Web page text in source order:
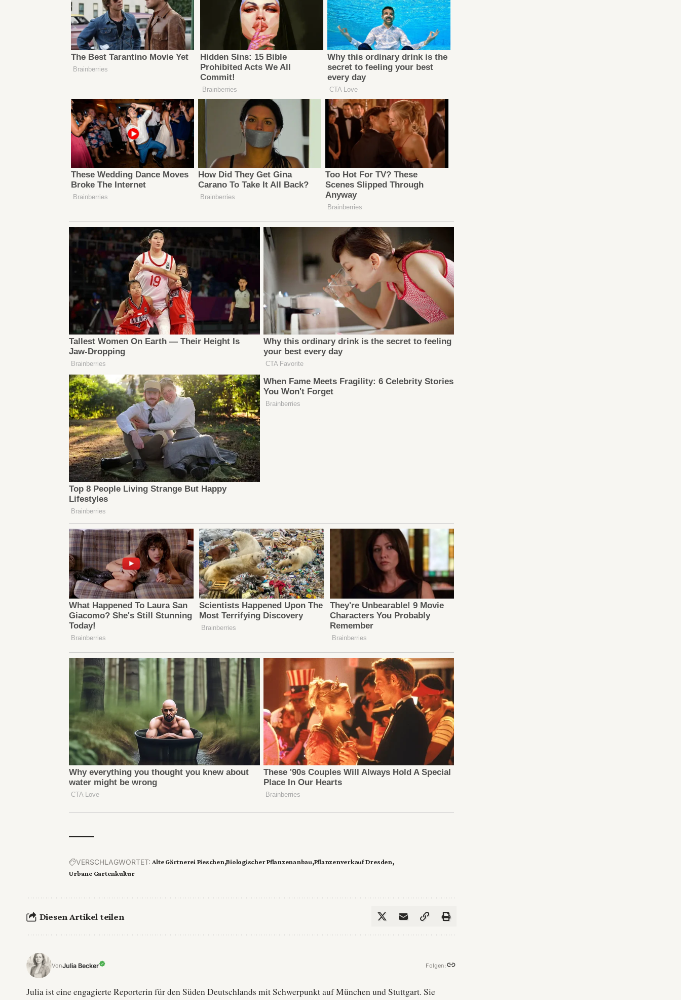
VERSCHLAGWORTET: Alte Gärtnerei Pieschen Biologischer Pflanzenanbau Pflanzenverkauf Dresden
Urbane Gartenkultur
Diesen Artikel teilen
VonJulia Becker Folgen:
Julia ist eine engagierte Reporterin für den Süden Deutschlands mit Schwerpunkt auf München und Stuttgart. Sie